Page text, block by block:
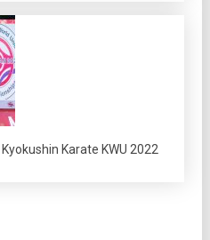
Karate KWU 2022